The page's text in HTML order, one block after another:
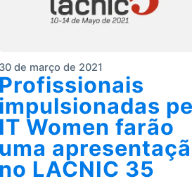
30 de março de 2021
Profissionais
impulsionadas
IT Women farão
uma
no LACNIC 35